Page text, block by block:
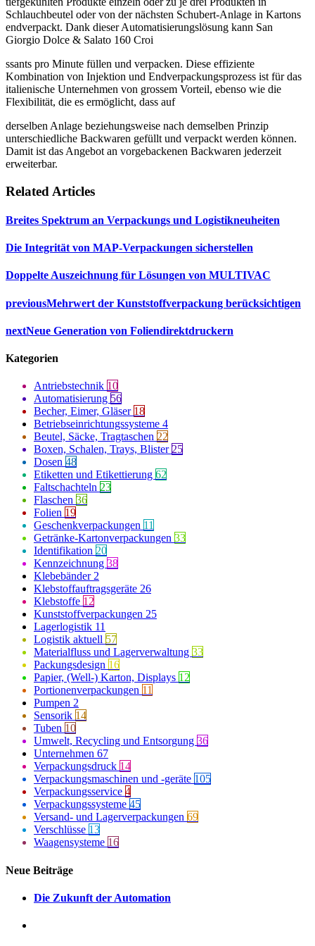
Schlauchbeutel oder von der nächsten Schubert-Anlage in Kartons
endverpackt. Dank dieser Automatisierungslösung kann San
Giorgio Dolce & Salato 160 Croi
ssants pro Minute füllen und verpacken. Diese effiziente
Kombination von Injektion und Endverpackungsprozess ist für das
italienische Unternehmen von grossem Vorteil, ebenso wie die
Flexibilität, die es ermöglicht, dass auf
derselben Anlage beziehungsweise nach demselben Prinzip
unterschiedliche Backwaren gefüllt und verpackt werden können.
Damit ist das Angebot an vorgebackenen Backwaren jederzeit
erweiterbar.
Related Articles
Breites Spektrum an Verpackungs und Logistikneuheiten
Die Integrität von MAP-Verpackungen sicherstellen
Doppelte Auszeichnung für Lösungen von MULTIVAC
previousMehrwert der Kunststoffverpackung berücksichtigen
nextNeue Generation von Foliendirektdruckern
Kategorien
Antriebstechnik 10
Automatisierung 56
Becher, Eimer, Gläser 18
Betriebseinrichtungssysteme 4
Beutel, Säcke, Tragtaschen 22
Boxen, Schalen, Trays, Blister 25
Dosen 48
Etiketten und Etikettierung 62
Faltschachteln 23
Flaschen 36
Folien 19
Geschenkverpackungen 11
Getränke-Kartonverpackungen 33
Identifikation 20
Kennzeichnung 38
Klebebänder 2
Klebstoffauftragsgeräte 26
Klebstoffe 12
Kunststoffverpackungen 25
Lagerlogistik 11
Logistik aktuell 57
Materialfluss und Lagerverwaltung 33
Packungsdesign 16
Papier, (Well-) Karton, Displays 12
Portionenverpackungen 11
Pumpen 2
Sensorik 14
Tuben 10
Umwelt, Recycling und Entsorgung 36
Unternehmen 67
Verpackungsdruck 14
Verpackungsmaschinen und -geräte 105
Verpackungsservice 4
Verpackungssysteme 45
Versand- und Lagerverpackungen 69
Verschlüsse 13
Waagensysteme 16
Neue Beiträge
Die Zukunft der Automation